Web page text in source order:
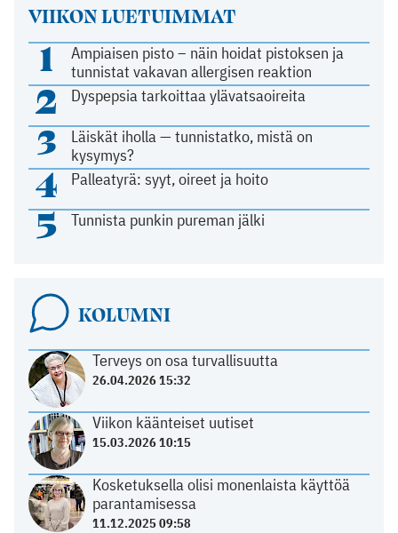
VIIKON LUETUIMMAT
1
Ampiaisen pisto – näin hoidat pistoksen ja
tunnistat vakavan allergisen reaktion
2 Dyspepsia tarkoittaa ylävatsaoireita
3
Läiskät iholla — tunnistatko, mistä on
kysymys?
4 Palleatyrä: syyt, oireet ja hoito
5 Tunnista punkin pureman jälki
KOLUMNI
Terveys on osa turvallisuutta
26.04.2026 15:32
Viikon käänteiset uutiset
15.03.2026 10:15
Kosketuksella olisi monenlaista käyttöä
parantamisessa
11.12.2025 09:58